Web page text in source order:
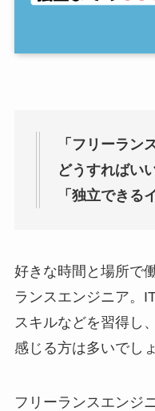
「フリーラン
どうすればい
「独立できる
好きな時間と場所で
ランスエンジニア。
スキルなどを習得し
感じる方は多いでしょ
フリーランスエンジ